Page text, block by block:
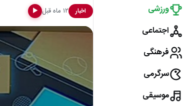
ورزشی
اجتماعی
فرهنگی
سرگرمی
موسیقی
اخبار ۱۲ ماه قبل ▶